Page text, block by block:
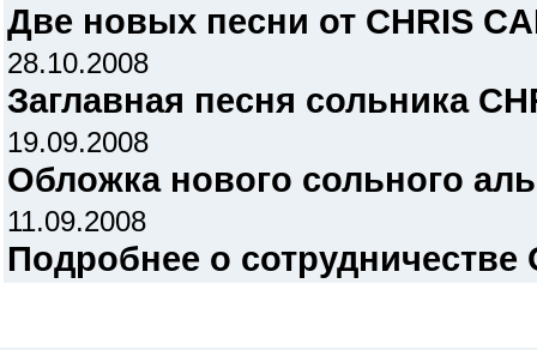
Две новых песни от CHRIS
28.10.2008
Заглавная песня сольника
19.09.2008
Обложка нового сольного
11.09.2008
Подробнее о сотрудничестве